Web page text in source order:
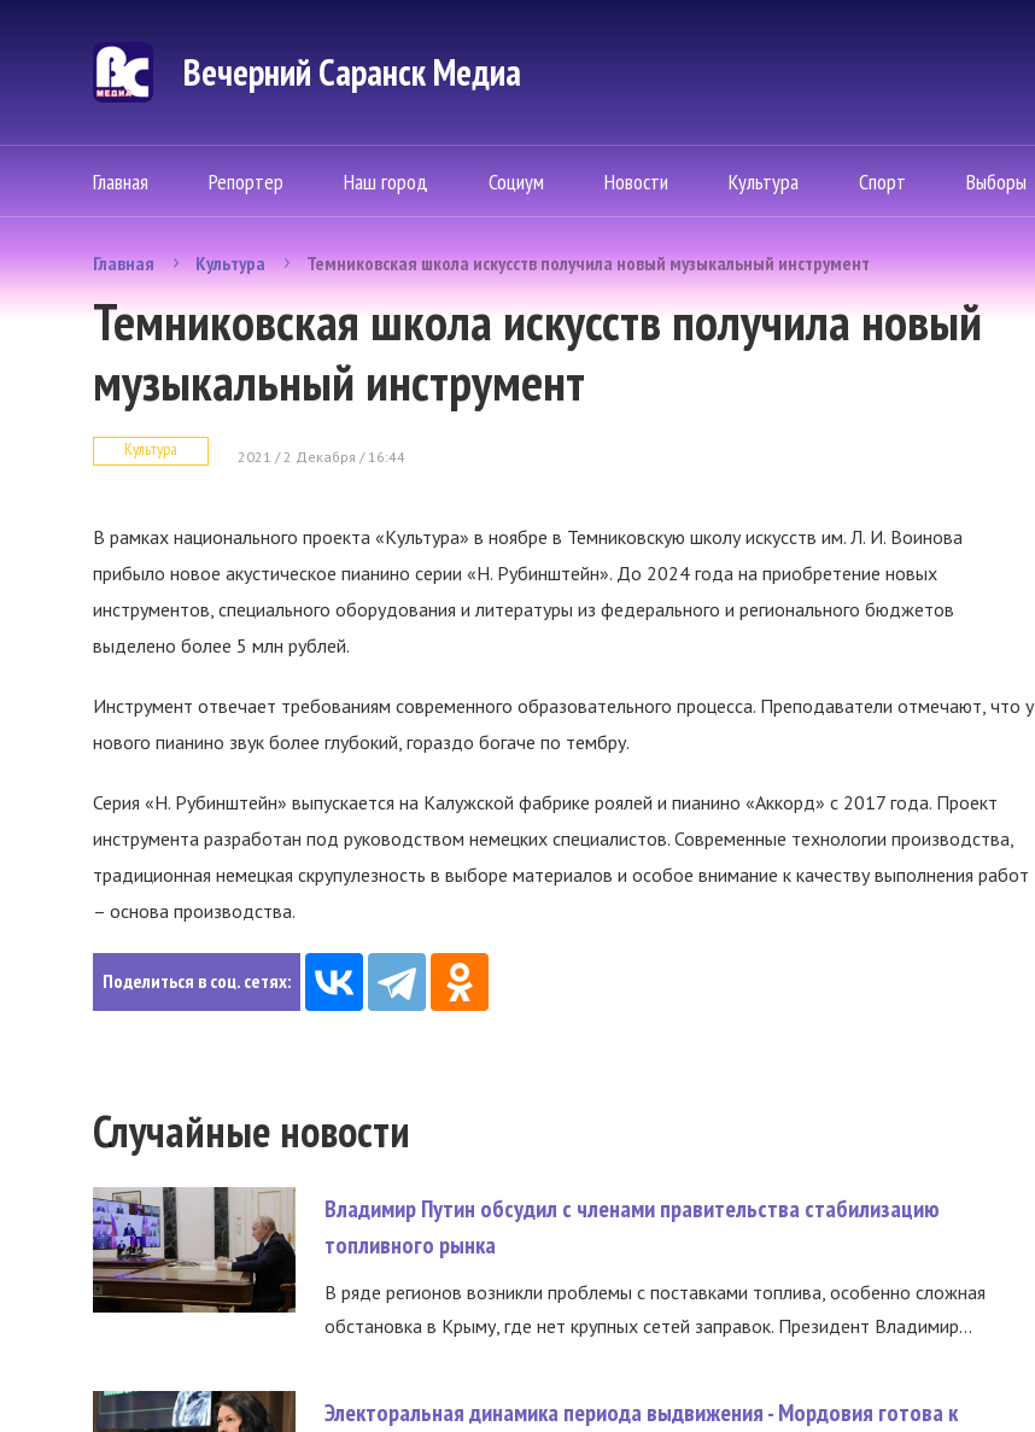
Вечерний Саранск Mедиа
Главная Репортер Наш город Социум Новости Культура Спорт Выборы
Главная Культура Темниковская школа искусств получила новый музыкальный инструмент
Темниковская школа искусств получила новый
музыкальный инструмент
Культура 2021 / 2 Декабря / 16:44
В рамках национального проекта «Культура» в ноябре в Темниковскую школу искусств им. Л. И. Воинова
прибыло новое акустическое пианино серии «Н. Рубинштейн». До 2024 года на приобретение новых
инструментов, специального оборудования и литературы из федерального и регионального бюджетов
выделено более 5 млн рублей.
Инструмент отвечает требованиям современного образовательного процесса. Преподаватели отмечают, что у
нового пианино звук более глубокий, гораздо богаче по тембру.
Серия «Н. Рубинштейн» выпускается на Калужской фабрике роялей и пианино «Аккорд» с 2017 года. Проект
инструмента разработан под руководством немецких специалистов. Современные технологии производства,
традиционная немецкая скрупулезность в выборе материалов и особое внимание к качеству выполнения работ
– основа производства.
Поделиться в соц. сетях:
Случайные новости
Владимир Путин обсудил с членами правительства стабилизацию
топливного рынка
В ряде регионов возникли проблемы с поставками топлива, особенно сложная
обстановка в Крыму, где нет крупных сетей заправок. Президент Владимир...
Электоральная динамика периода выдвижения - Мордовия готова к